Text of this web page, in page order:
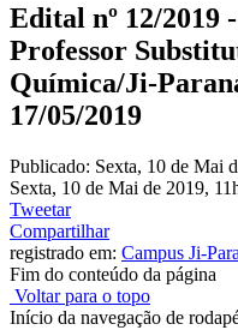
Edital nº 12/2019
Professor
Química/Ji-
17/05/2019
Publicado: Sexta, 10 de Mai
Sexta, 10 de Mai de 2019,
Tweetar
Compartilhar
registrado em: Campus Ji-
Fim do conteúdo da página
Voltar para o topo
Início da navegação de